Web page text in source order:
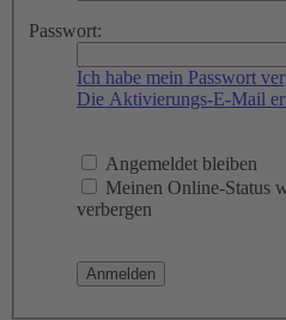
Passwort:
Ich habe mein Passwort
Die Aktivierungs-E-Mail
Angemeldet bleiben
Meinen Online-Status
verbergen